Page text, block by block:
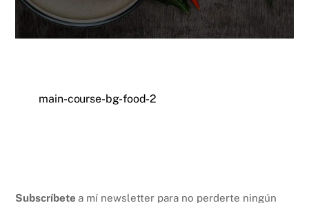
main-course-bg-food-2
Subscríbete a mí newsletter para no perderte ningún